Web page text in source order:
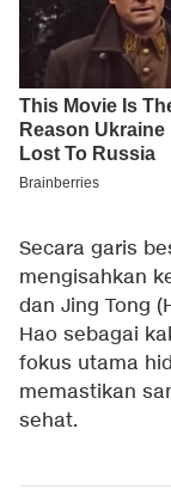
Secara garis
mengisahkan
dan Jing Tong
Hao sebagai
fokus utama
memastikan
sehat.